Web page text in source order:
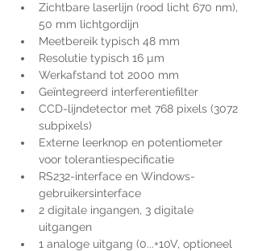
Zichtbare laserlijn (rood licht 670 nm),
50 mm lichtgordijn
Meetbereik typisch 48 mm
Resolutie typisch 16 µm
Werkafstand tot 2000 mm
Geïntegreerd interferentiefilter
CCD-lijndetector met 768 pixels (3072
subpixels)
Externe leerknop en potentiometer
voor tolerantiespecificatie
RS232-interface en Windows-
gebruikersinterface
2 digitale ingangen, 3 digitale
uitgangen
1 analoge uitgang (0...+10V, optioneel